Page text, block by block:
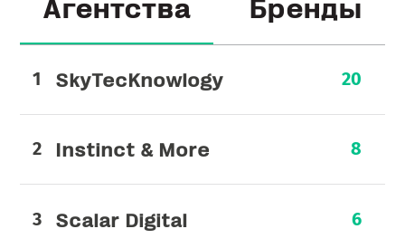
Агентства Бренды
SkyTecKnowlogy 20
Instinct & More 8
Scalar Digital 6